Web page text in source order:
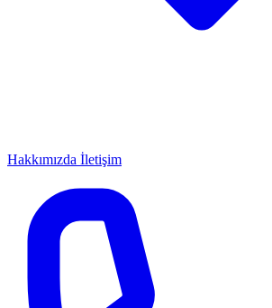
Hakkımızda İletişim